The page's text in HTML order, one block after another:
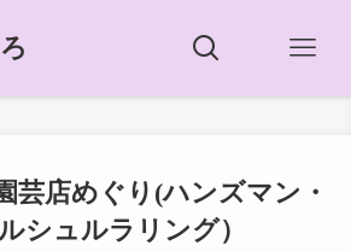
芸店めぐり(ハンズマン・
シュルラリング）